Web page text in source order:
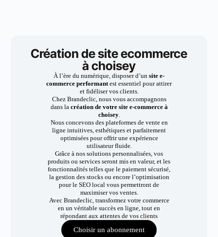
Création de site ecommerce
à choisey
À l’ère du numérique, disposer d’un site e-
commerce performantest essentiel pour attirer
et fidéliser vos clients.
Chez Brandeclic, nous vous accompagnons
dans la création de votre site e-commerce à
choisey.
Nous concevons des plateformes de vente en
ligne intuitives, esthétiques et parfaitement
optimisées pour offrir une expérience
utilisateur fluide.
Grâce à nos solutions personnalisées, vos
produits ou services seront mis en valeur, et les
fonctionnalités telles que le paiement sécurisé,
la gestion des stocks ou encore l’optimisation
pour le SEO local vous permettront de
maximiser vos ventes.
Avec Brandeclic, transformez votre commerce
en un véritable succès en ligne, tout en
répondant aux attentes de vos clients
Choisir un abonnement